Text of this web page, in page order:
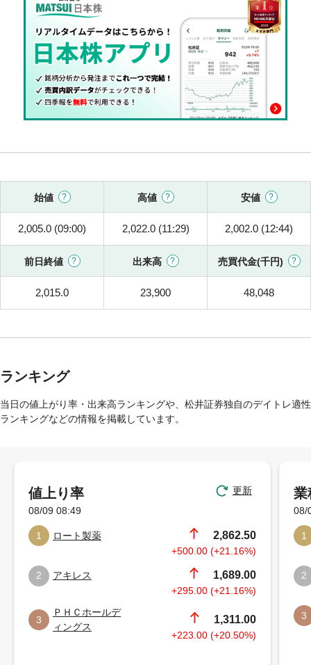
始値 高値 安値
2,005.0 (09:00) 2,022.0 (11:29) 2,002.0 (12:44)
前日終値 出来高 売買代金(千円)
2,015.0 23,900 48,048
ランキング
当日の値上がり率・出来高ランキングや、松井証券独自のデイトレ適性
ランキングなどの情報を掲載しています。